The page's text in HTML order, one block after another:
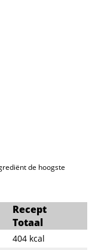
de hoogste
Recept
Totaal
404 kcal